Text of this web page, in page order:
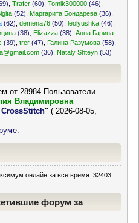
,Trafer (60) ,Tomik300000 (46)
(52) Маргарита Бондарева (36)
(62) ,demena76 (50) ,leolyushka (46)
(38) Elizazza (38) ,Анна Гарина
(39) ,trer (47) Галина Разумова (58)
(36) Nataly Shteyn (53)
от 28984 Пользователи.
Владимировна
" ( 2026-08-05,
онлайн за все время: 32403
форум за